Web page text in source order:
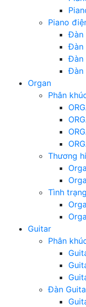
Piano
Đàn
Đàn
Đàn
Đàn
Organ
Phân
Thương
Tình
Guitar
Phân
Đàn